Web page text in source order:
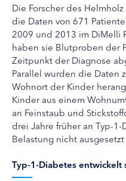
Die Forscher des
die Daten von 671
2009 und 2013 im DiMelli
haben sie Blutproben der
Zeitpunkt der Diagnose
Parallel wurden die Daten
Wohnort der Kinder
Kinder aus einem
an Feinstaub und
drei Jahre früher an Typ-
Belastung nicht ausgesetzt
Typ-1-Diabetes entwickelt